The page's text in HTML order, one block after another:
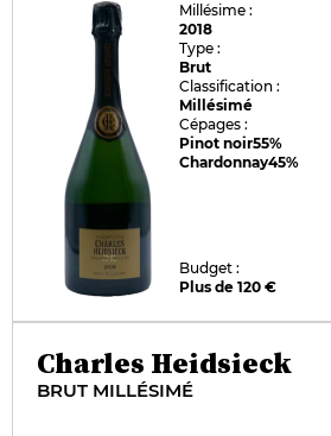
Millésime :
2018
Type :
Brut
Classification :
Millésimé
Cépages :
Pinot noir55%
Chardonnay45%
Budget :
Plus de 120 €
Charles Heidsieck
BRUT MILLÉSIMÉ